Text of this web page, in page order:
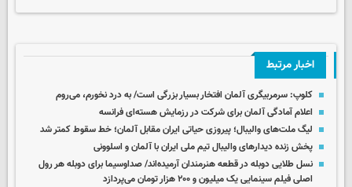
اخبار مرتبط
کلوپ: سرمربیگری آلمان افتخار بسیار بزرگی است/ به درد نخورم، می‌روم
اعلام آمادگی آلمان برای شرکت در رزمایش هسته‌ای فرانسه
لیگ ملت‌های والیبال؛ پیروزی حیاتی ایران مقابل آلمان؛ خط سقوط کمتر شد
پخش زنده دیدارهای والیبال تیم ملی ایران با آلمان و اسلوونی
نسل طلایی دوبله در قطعه هنرمندان آرمیده‌اند/ صداوسیما برای دوبله هر رول
اصلی فیلم سینمایی یک میلیون و ۲۰۰ هزار تومان می‌پردازد